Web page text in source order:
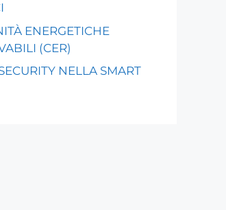
ENERGETICHE
(CER)
NELLA SMART